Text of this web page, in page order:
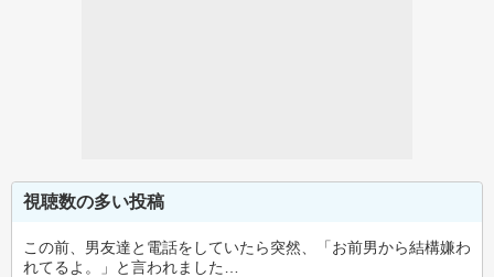
視聴数の多い投稿
この前、男友達と電話をしていたら突然、「お前男から結構嫌わ
れてるよ。」と言われました…